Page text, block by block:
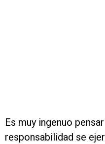
Es muy ingenuo
responsabilidad se